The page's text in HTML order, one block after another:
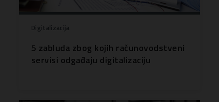
Digitalizacija
5 zabluda zbog kojih računovodstveni
servisi odgađaju digitalizaciju